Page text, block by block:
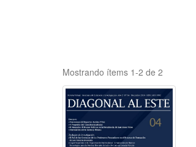
Mostrando ítems 1-2 de 2